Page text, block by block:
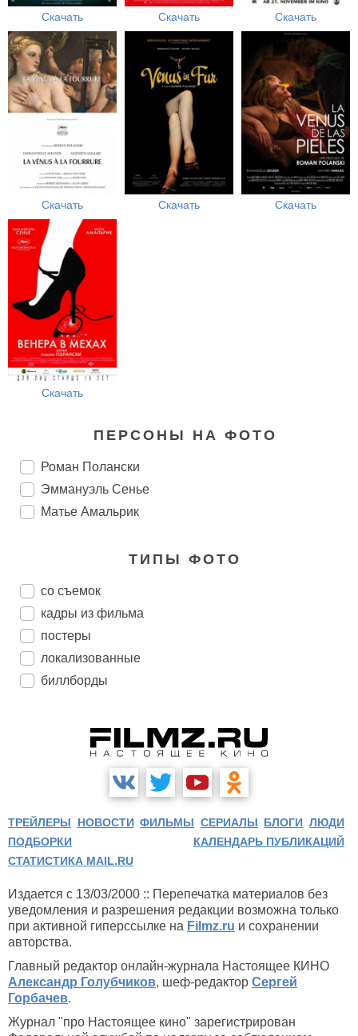
Скачать Скачать Скачать
Скачать Скачать Скачать
Скачать
ПЕРСОНЫ НА ФОТО
Роман Полански
Эммануэль Сенье
Матье Амальрик
ТИПЫ ФОТО
со съемок
кадры из фильма
постеры
локализованные
биллборды
ТРЕЙЛЕРЫ НОВОСТИ ФИЛЬМЫ СЕРИАЛЫ БЛОГИ ЛЮДИ
ПОДБОРКИ
КАЛЕНДАРЬ ПУБЛИКАЦИЙ
СТАТИСТИКА MAIL.RU
Издается с 13/03/2000 :: Перепечатка материалов без
уведомления и разрешения редакции возможна только
при активной гиперссылке на Filmz.ru и сохранении
авторства.
Главный редактор онлайн-журнала Настоящее КИНО
Александр Голубчиков, шеф-редактор Сергей
Горбачев.
Журнал "про Настоящее кино" зарегистрирован